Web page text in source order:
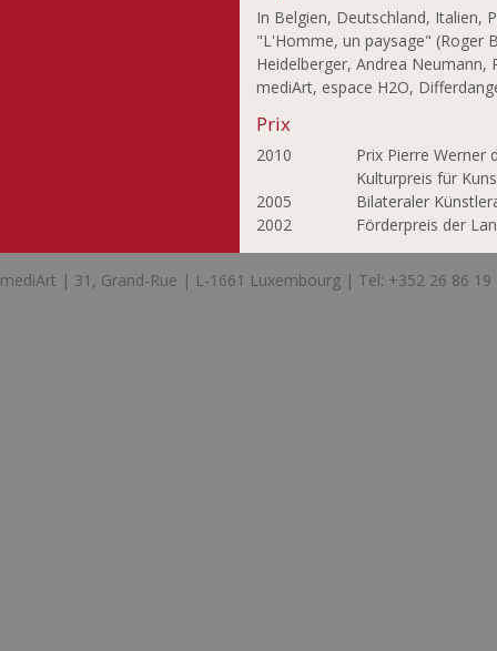
In Belgien, Deutschland, Italien,
"L'Homme, un paysage" (Roger
Heidelberger, Andrea Neumann,
mediArt, espace H2O,
Prix
2010
Prix Pierre Werner
Kulturpreis für
2005
Bilateraler
2002
Förderpreis der
mediArt | 31, Grand-Rue | L-1661 Luxembourg | Tel: +352 26 86